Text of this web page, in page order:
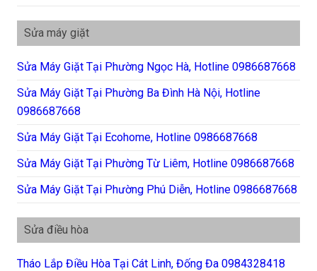
Sửa máy giặt
Sửa Máy Giặt Tại Phường Ngọc Hà, Hotline 0986687668
Sửa Máy Giặt Tại Phường Ba Đình Hà Nội, Hotline
0986687668
Sửa Máy Giặt Tại Ecohome, Hotline 0986687668
Sửa Máy Giặt Tại Phường Từ Liêm, Hotline 0986687668
Sửa Máy Giặt Tại Phường Phú Diễn, Hotline 0986687668
Sửa điều hòa
Tháo Lắp Điều Hòa Tại Cát Linh, Đống Đa 0984328418